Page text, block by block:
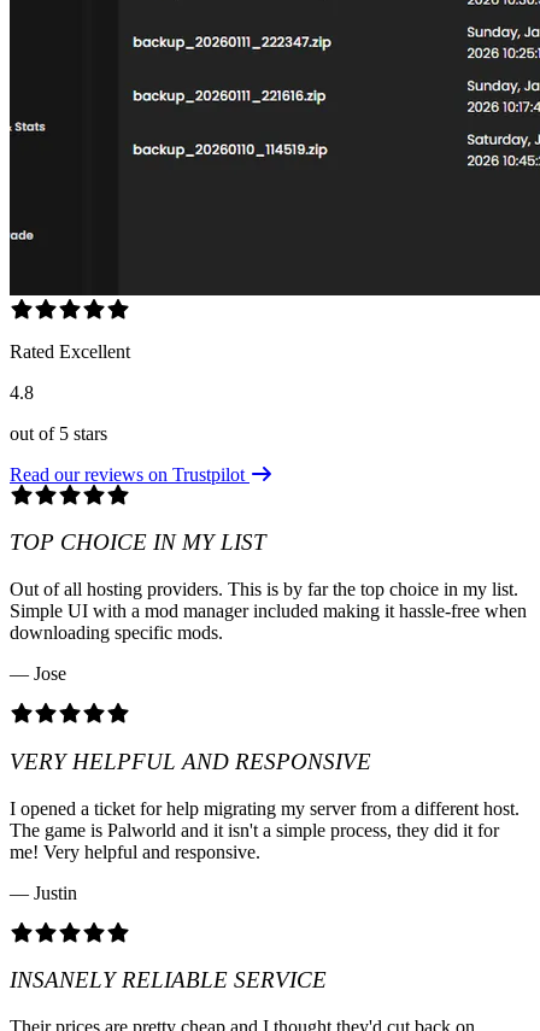
Rated Excellent
4.8
out of 5 stars
Read our reviews on Trustpilot
TOP CHOICE IN MY LIST
Out of all hosting providers. This is by far the top choice in my list.
Simple UI with a mod manager included making it hassle-free when
downloading specific mods.
— Jose
VERY HELPFUL AND RESPONSIVE
I opened a ticket for help migrating my server from a different host.
The game is Palworld and it isn't a simple process, they did it for
me! Very helpful and responsive.
— Justin
INSANELY RELIABLE SERVICE
Their prices are pretty cheap and I thought they'd cut back on